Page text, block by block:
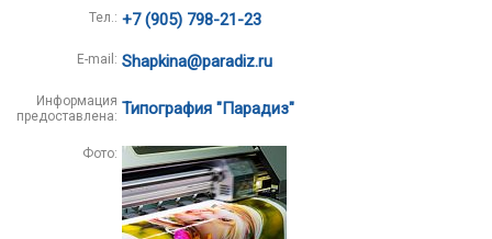
Тел.: +7 (905) 798-21-23
E-mail: Shapkina@paradiz.ru
Информация
предоставлена: Типография "Парадиз"
Фото: